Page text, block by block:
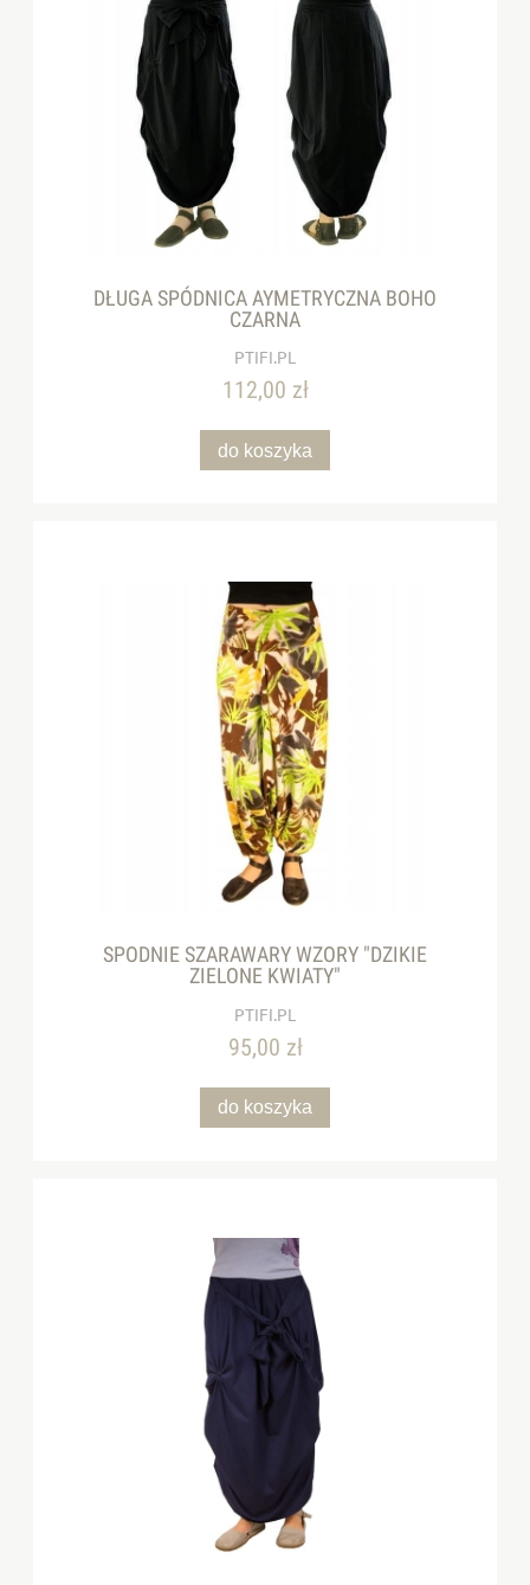
DŁUGA SPÓDNICA AYMETRYCZNA BOHO
CZARNA
PTIFI.PL
112,00 zł
do koszyka
SPODNIE SZARAWARY WZORY "DZIKIE
ZIELONE KWIATY"
PTIFI.PL
95,00 zł
do koszyka